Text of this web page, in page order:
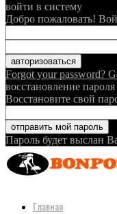
войти в систему
Добро пожаловать!
Forgot your password?
восстановление пароля
Восстановите свой
Пароль будет выслан
Главная